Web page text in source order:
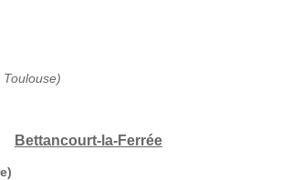
Bettancourt-la-Ferrée